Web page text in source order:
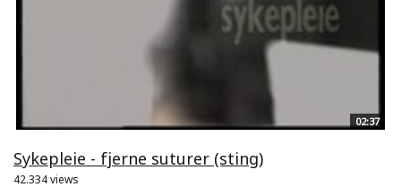
02:37
Sykepleie - fjerne suturer (sting)
42.334 views